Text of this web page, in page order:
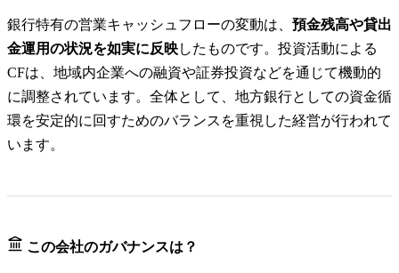
銀行特有の営業キャッシュフローの変動は、 預金残高や貸出
金運用の状況を如実に反映したものです。投資活動による
CFは、地域内企業への融資や証券投資などを通じて機動的
に調整されています。全体として、地方銀行としての資金循
環を安定的に回すためのバランスを重視した経営が行われて
います。
この会社のガバナンスは？